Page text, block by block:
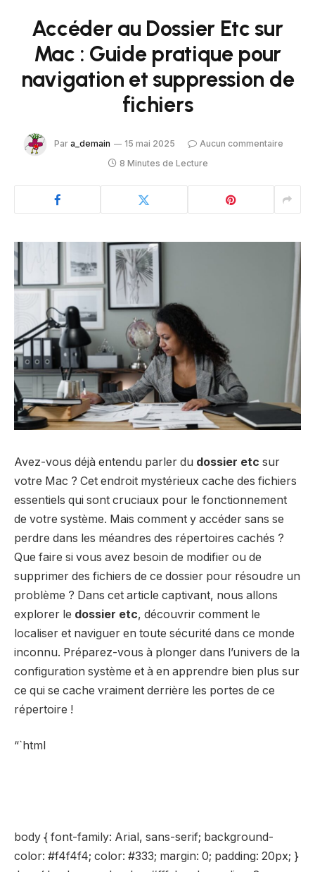
Accéder au Dossier Etc sur
Mac : Guide pratique pour
navigation et suppression de
fichiers
Par a_demain 15 mai 2025
Aucun commentaire
8 Minutes de Lecture
Avez-vous déjà entendu parler du dossier etc sur
votre Mac ? Cet endroit mystérieux cache des fichiers
essentiels qui sont cruciaux pour le fonctionnement
de votre système. Mais comment y accéder sans se
perdre dans les méandres des répertoires cachés ?
Que faire si vous avez besoin de modifier ou de
supprimer des fichiers de ce dossier pour résoudre un
problème ? Dans cet article captivant, nous allons
explorer le dossier etc, découvrir comment le
localiser et naviguer en toute sécurité dans ce monde
inconnu. Préparez-vous à plonger dans l’univers de la
configuration système et à en apprendre bien plus sur
ce qui se cache vraiment derrière les portes de ce
répertoire !
“`html
body { font-family: Arial, sans-serif; background-
color: #f4f4f4; color: #333; margin: 0; padding: 20px; }